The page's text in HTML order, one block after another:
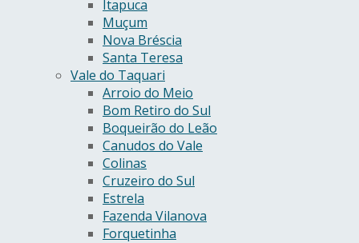
Itapuca
Muçum
Nova Bréscia
Santa Teresa
Vale do Taquari
Arroio do Meio
Bom Retiro do Sul
Boqueirão do Leão
Canudos do Vale
Colinas
Cruzeiro do Sul
Estrela
Fazenda Vilanova
Forquetinha